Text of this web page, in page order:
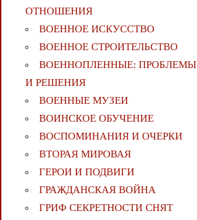
ОТНОШЕНИЯ
ВОЕННОЕ ИСКУССТВО
ВОЕННОЕ СТРОИТЕЛЬСТВО
ВОЕННОПЛЕННЫЕ: ПРОБЛЕМЫ
И РЕШЕНИЯ
ВОЕННЫЕ МУЗЕИ
ВОИНСКОЕ ОБУЧЕНИЕ
ВОСПОМИНАНИЯ И ОЧЕРКИ
ВТОРАЯ МИРОВАЯ
ГЕРОИ И ПОДВИГИ
ГРАЖДАНСКАЯ ВОЙНА
ГРИФ СЕКРЕТНОСТИ СНЯТ